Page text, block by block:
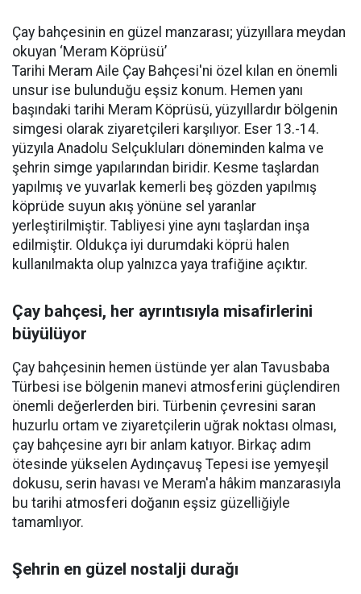
Çay bahçesinin en güzel manzarası; yüzyıllara meydan
okuyan ‘Meram Köprüsü’
Tarihi Meram Aile Çay Bahçesi'ni özel kılan en önemli
unsur ise bulunduğu eşsiz konum. Hemen yanı
başındaki tarihi Meram Köprüsü, yüzyıllardır bölgenin
simgesi olarak ziyaretçileri karşılıyor. Eser 13.-14.
yüzyıla Anadolu Selçukluları döneminden kalma ve
şehrin simge yapılarından biridir. Kesme taşlardan
yapılmış ve yuvarlak kemerli beş gözden yapılmış
köprüde suyun akış yönüne sel yaranlar
yerleştirilmiştir. Tabliyesi yine aynı taşlardan inşa
edilmiştir. Oldukça iyi durumdaki köprü halen
kullanılmakta olup yalnızca yaya trafiğine açıktır.
Çay bahçesi, her ayrıntısıyla misafirlerini
büyülüyor
Çay bahçesinin hemen üstünde yer alan Tavusbaba
Türbesi ise bölgenin manevi atmosferini güçlendiren
önemli değerlerden biri. Türbenin çevresini saran
huzurlu ortam ve ziyaretçilerin uğrak noktası olması,
çay bahçesine ayrı bir anlam katıyor. Birkaç adım
ötesinde yükselen Aydınçavuş Tepesi ise yemyeşil
dokusu, serin havası ve Meram'a hâkim manzarasıyla
bu tarihi atmosferi doğanın eşsiz güzelliğiyle
tamamlıyor.
Şehrin en güzel nostalji durağı